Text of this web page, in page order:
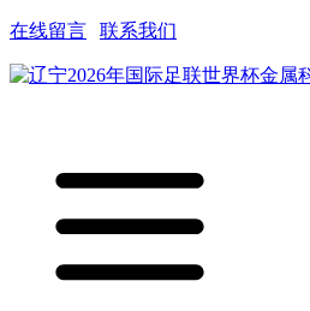
在线留言 联系我们